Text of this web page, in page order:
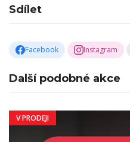
Sdílet
Facebook Instagram
Další podobné akce
V PRODEJI